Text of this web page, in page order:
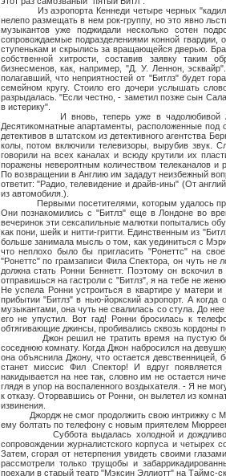
Из аэропорта Кеннеди четыре черных
нелепо размещать в нем рок-группу, но это явно
музыкантов уже поджидали несколько сотен
сопровождаемые подразделениями конной гвардии,
ступенькам и скрылись за вращающейся дверью.
собственной хитрости, составив заявку таким
бизнесменов, как, например, "Д. У. Леннон,
полагавший, что неприятностей от "Битлз" будет
семейном кругу. Стоило его дочери услышать
разрыдалась. "Если честно, - заметил позже сын
в истерику".
И вновь, теперь уже в чадолюбивой
Десятикомнатные апартаменты, расположенные
детективов в штатском из детективного агентства
колы, потом включили телевизоры, вырубив звук.
говорили на всех каналах и всюду крутили их
поражены невероятным количеством телеканалов и
По возвращении в Англию им зададут неизбежный
ответит: "Радио, телевидение и драйв-ины" (От
из автомобиля.).
Первыми посетителями, которым удалось
Они познакомились с "Битлз" еще в Лондоне во
вечеринок эти сексапильные малютки попытались
как пони, шейк и нитти-гритти. Единственным из
больше занимала мысль о том, как уединиться с
что неплохо было бы пригласить "Ронеттс" на
"Ронеттс" по грамзаписи Фила Спектора, он чуть
должна стать Ронни Беннетт. Поэтому он
отправишься на гастроли с "Битлз", я на тебе не
Не успела Ронни устроиться в квартире у матери
прибытии "Битлз" в нью-йоркский аэропорт. А
музыкантами, она чуть не свалилась со стула. До
его не упустил. Вот гад! Ронни бросилась к
обтягивающие джинсы, пробивались сквозь кордоны
Джон решил не тратить время на пустую
соседнюю комнату. Когда Джон набросился на
она объяснила Джону, что остается
станет миссис Фил Спектор! И вдруг
накидывается на нее так, словно им не остается
глядя в упор на воспаленного воздыхателя. - Я не
к отказу. Оторвавшись от Ронни, он вылетел из
извинения.
Джордж не смог продолжить свою интрижку с
ему болтать по телефону с новым приятелем
Суббота выдалась холодной и дождливой.
сопровождении журналистского корпуса и четырех
Затем, сгорая от нетерпения увидеть своими
рассмотрели только трущобы и
поехали в старый театр "Мэксин Эллиотт" на Таймс-